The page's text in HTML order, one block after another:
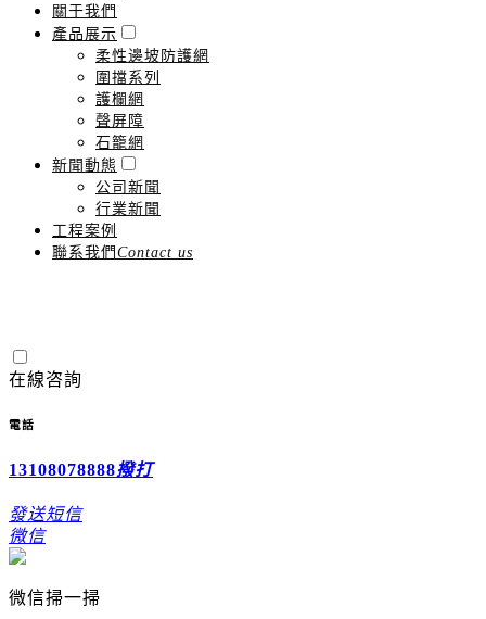
關于我們
產品展示
柔性邊坡防護網
圍擋系列
護欄網
聲屏障
石籠網
新聞動態
公司新聞
行業新聞
工程案例
聯系我們 Contact us
在線咨詢
電話
13108078888撥打
發送短信
微信
微信掃一掃